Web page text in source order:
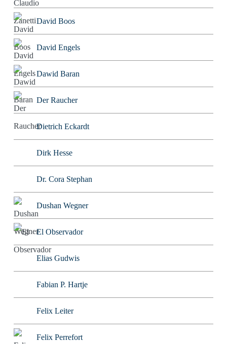
David Boos
David Engels
Dawid Baran
Der Raucher
Dietrich Eckardt
Dirk Hesse
Dr. Cora Stephan
Dushan Wegner
El Observador
Elias Gudwis
Fabian P. Hartje
Felix Leiter
Felix Perrefort